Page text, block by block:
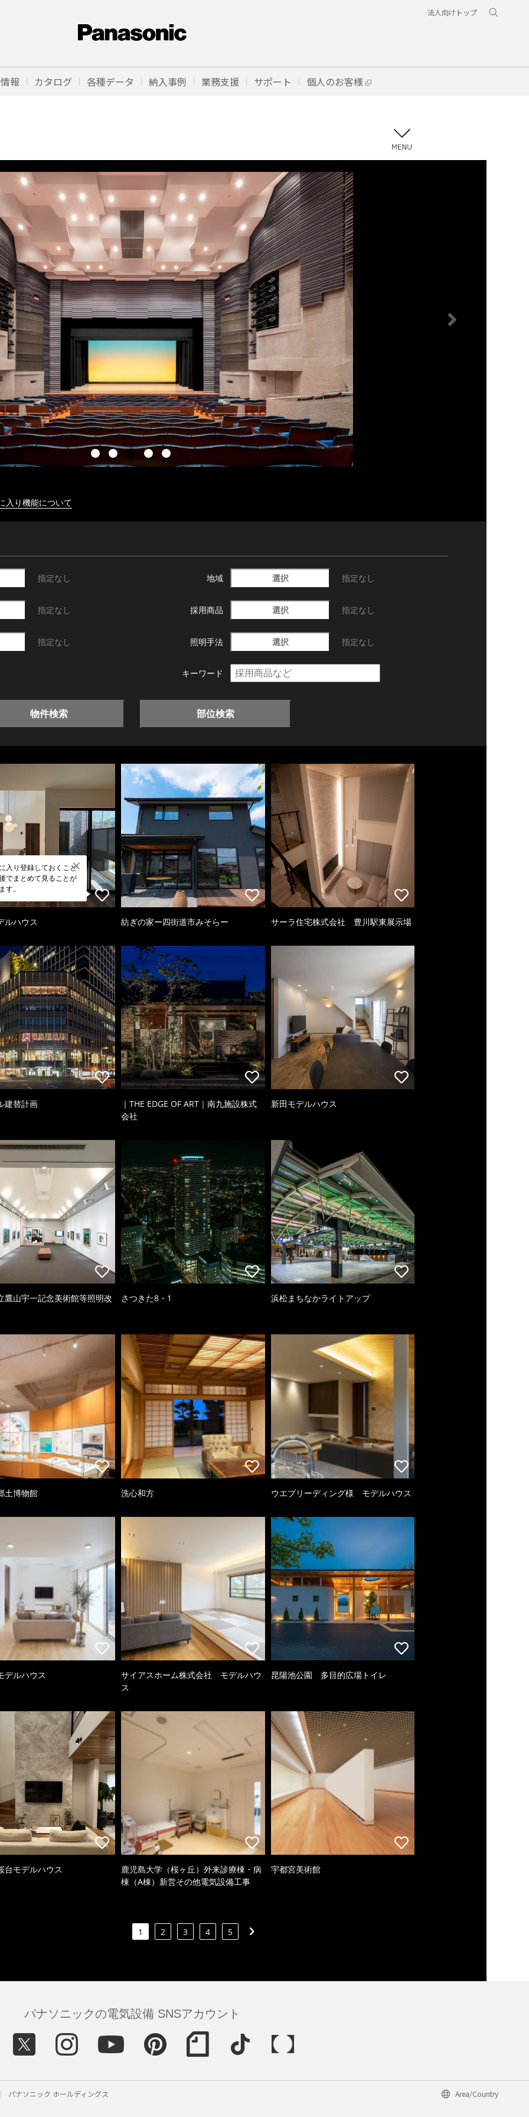
法人向けトップ
報 カタログ 各種データ 納入事例 業務支援 サポート 個人のお客様
入り機能について
指定なし 地域 選択 指定なし
指定なし 採用商品 選択 指定なし
指定なし 照明手法 選択 指定なし
キーワード
物件検索 部位検索
入り登録しておくこと
でまとめて見ることが
す。
ルハウス 紡ぎの家ー四街道市みそらー サーラ住宅株式会社 豊川駅東展示場
建替計画
｜THE EDGE OF ART｜南九施設株式
会社
新田モデルハウス
鷹山宇一記念美術館等照明改 さつきた8・1 浜松まちなかライトアップ
土博物館 洗心和方 ウエブリーディング様 モデルハウス
デルハウス
サイアスホーム株式会社 モデルハウ
ス
昆陽池公園 多目的広場トイレ
台モデルハウス
鹿児島大学（桜ヶ丘）外来診療棟・病
棟（A棟）新営その他電気設備工事
宇都宮美術館
1 2 3 4 5
パナソニックの電気設備 SNSアカウント
パナソニック ホールディングス Area/Country